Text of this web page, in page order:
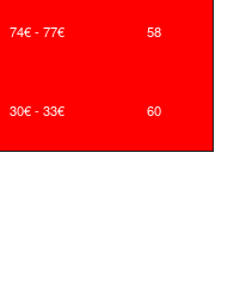
74€ - 77€ 58
30€ - 33€ 60